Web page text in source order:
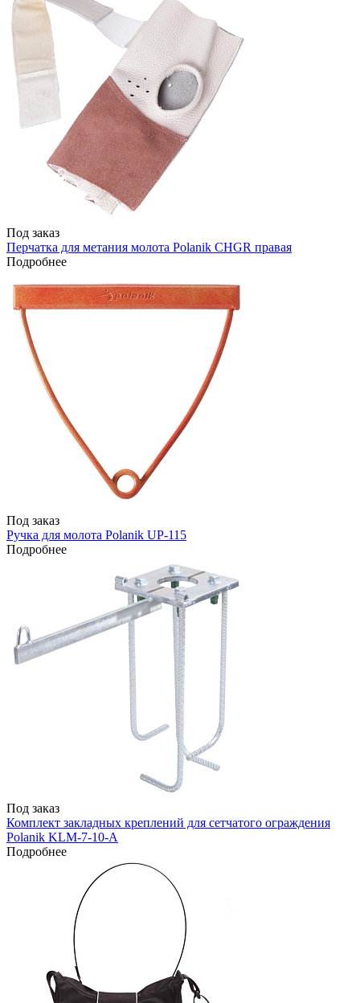
Под заказ
Перчатка для метания молота Polanik CHGR правая
Подробнее
Под заказ
Ручка для молота Polanik UP-115
Подробнее
Под заказ
Комплект закладных креплений для сетчатого ограждения
Polanik KLM-7-10-A
Подробнее